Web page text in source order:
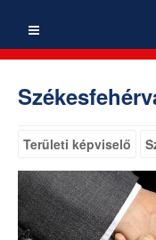
Területi képviselő